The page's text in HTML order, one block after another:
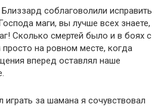
соблаговолили исправить
маги, вы лучше всех знаете,
Сколько смертей было и в боях с
на ровном месте, когда
вперед оставлял наше
за шамана я сочувствовал